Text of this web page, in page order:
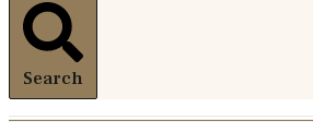
Search